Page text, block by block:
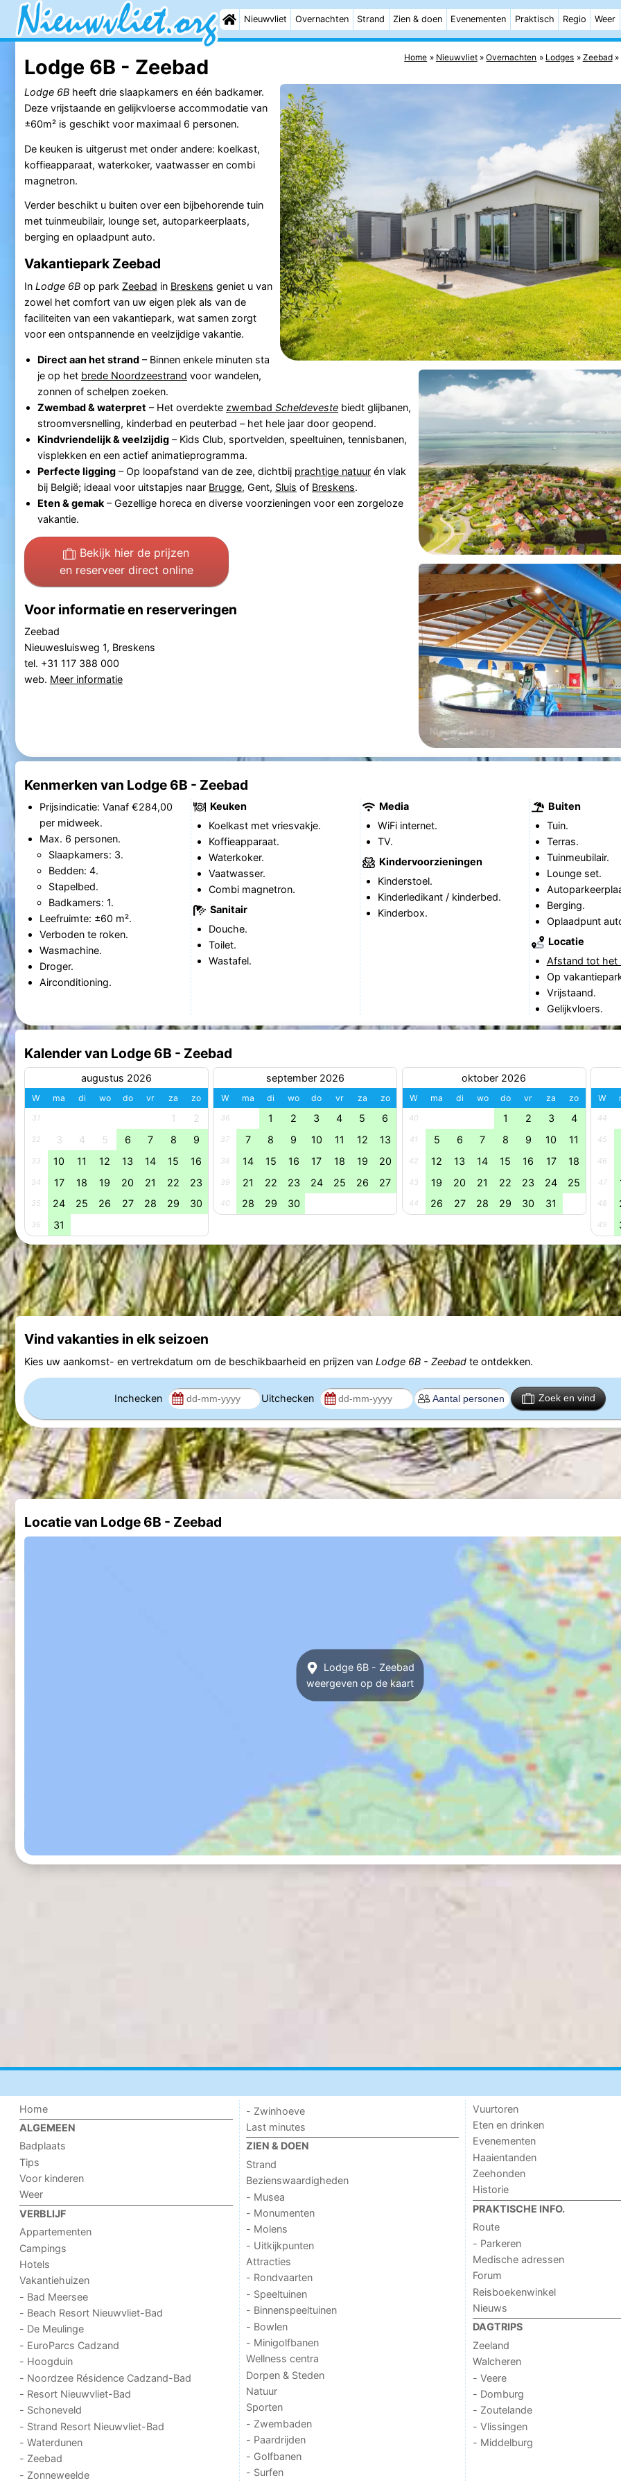
Nieuwvliet Overnachten Strand Zien & doen Evenementen Praktisch Regio Weer
Home Nieuwvliet Overnachten Lodges Zeebad
Lodge 6B - Zeebad
Lodge 6Bheeft drie slaapkamers en één badkamer.
Deze vrijstaande en gelijkvloerse accommodatie van
±60m² is geschikt voor maximaal 6 personen.
De keuken is uitgerust met onder andere: koelkast,
koffieapparaat, waterkoker, vaatwasser en combi
magnetron.
Verder beschikt u buiten over een bijbehorende tuin
met tuinmeubilair, lounge set, autoparkeerplaats,
berging en oplaadpunt auto.
Vakantiepark Zeebad
In Lodge 6Bop park Zeebad in Breskens geniet u van
zowel het comfort van uw eigen plek als van de
faciliteiten van een vakantiepark, wat samen zorgt
voor een ontspannende en veelzijdige vakantie.
Direct aan het strand– Binnen enkele minuten sta
je op het brede Noordzeestrand voor wandelen,
zonnen of schelpen zoeken.
Zwembad & waterpret – Het overdekte zwembad Scheldevestebiedt glijbanen,
stroomversnelling, kinderbad en peuterbad – het hele jaar door geopend.
Kindvriendelijk & veelzijdig– Kids Club, sportvelden, speeltuinen, tennisbanen,
visplekken en een actief animatieprogramma.
Perfecte ligging– Op loopafstand van de zee, dichtbij prachtige natuurén vlak
bij België; ideaal voor uitstapjes naar Brugge, Gent, Sluis of Breskens.
Eten & gemak– Gezellige horeca en diverse voorzieningen voor een zorgeloze
vakantie.
Bekijk hier de prijzen
en reserveer direct online
Voor informatie en reserveringen
Zeebad
Nieuwesluisweg 1, Breskens
tel. +31 117 388 000
web. Meer informatie
Kenmerken van Lodge 6B - Zeebad
Prijsindicatie: Vanaf €284,00
per midweek.
Max. 6 personen.
Slaapkamers: 3.
Bedden: 4.
Stapelbed.
Badkamers: 1.
Leefruimte: ±60 m².
Verboden te roken.
Wasmachine.
Droger.
Airconditioning.
Keuken
Koelkast met vriesvakje.
Koffieapparaat.
Waterkoker.
Vaatwasser.
Combi magnetron.
Sanitair
Douche.
Toilet.
Wastafel.
Media
WiFi internet.
TV.
Kindervoorzieningen
Kinderstoel.
Kinderledikant / kinderbed.
Kinderbox.
Buiten
Tuin.
Terras.
Tuinmeubilair.
Lounge set.
Berging.
Oplaadpunt
Locatie
Afstand tot het
Op
Vrijstaand.
Gelijkvloers.
Kalender van Lodge 6B - Zeebad
augustus 2026
W ma di wo do vr za zo
31 1 2
32 3 4 5 6 7 8 9
33 10 11 12 13 14 15 16
34 17 18 19 20 21 22 23
35 24 25 26 27 28 29 30
36 31
september 2026
W ma di wo do vr za zo
36 1 2 3 4 5 6
37 7 8 9 10 11 12 13
38 14 15 16 17 18 19 20
39 21 22 23 24 25 26 27
40 28 29 30
oktober 2026
W ma di wo do vr za zo
40 1 2 3 4
41 5 6 7 8 9 10 11
42 12 13 14 15 16 17 18
43 19 20 21 22 23 24 25
44 26 27 28 29 30 31
W
44
45
46
47
48
49
Vind vakanties in elk seizoen
Kies uw aankomst- en vertrekdatum om de beschikbaarheid en prijzen van Lodge 6B - Zeebadte ontdekken.
Inchecken Uitchecken Zoek en vind
Locatie van Lodge 6B - Zeebad
Lodge 6B - Zeebad
weergeven op de kaart
Home
ALGEMEEN
Badplaats
Tips
Voor kinderen
Weer
VERBLIJF
Appartementen
Campings
Hotels
Vakantiehuizen
- Bad Meersee
- Beach Resort Nieuwvliet-Bad
- De Meulinge
- EuroParcs Cadzand
- Hoogduin
- Noordzee Résidence Cadzand-Bad
- Resort Nieuwvliet-Bad
- Schoneveld
- Strand Resort Nieuwvliet-Bad
- Waterdunen
- Zeebad
- Zonneweelde
- Zwinhoeve
Last minutes
ZIEN & DOEN
Strand
Bezienswaardigheden
- Musea
- Monumenten
- Molens
- Uitkijkpunten
Attracties
- Rondvaarten
- Speeltuinen
- Binnenspeeltuinen
- Bowlen
- Minigolfbanen
Wellness centra
Dorpen & Steden
Natuur
Sporten
- Zwembaden
- Paardrijden
- Golfbanen
- Surfen
Vuurtoren
Eten en drinken
Evenementen
Haaientanden
Zeehonden
Historie
PRAKTISCHE INFO.
Route
- Parkeren
Medische adressen
Forum
Reisboekenwinkel
Nieuws
DAGTRIPS
Zeeland
Walcheren
- Veere
- Domburg
- Zoutelande
- Vlissingen
- Middelburg